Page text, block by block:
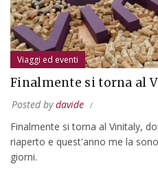
Viaggi ed eventi
Finalmente si torna al
Posted bydavide
Finalmente si torna al Vinitaly,
riaperto e quest'anno me la
giorni.